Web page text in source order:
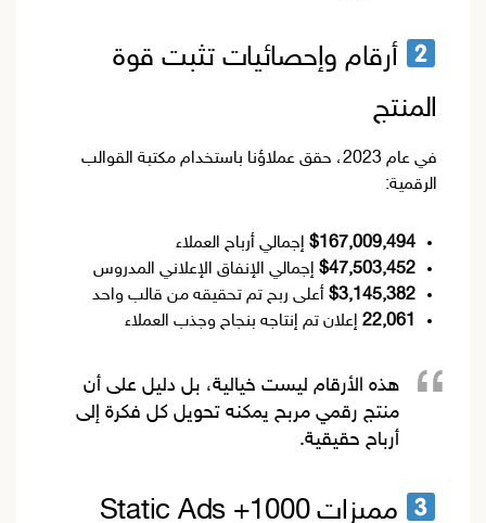
أرقام وإحصائيات تثبت قوة
المنتج
في عام 2023، حقق عملاؤنا باستخدام مكتبة القوالب
الرقمية:
$167,009,494 إجمالي أرباح العملاء
$47,503,452 إجمالي الإنفاق الإعلاني المدروس
$3,145,382 أعلى ربح تم تحقيقه من قالب واحد
22,061 إعلان تم إنتاجه بنجاح وجذب العملاء
هذه الأرقام ليست خيالية، بل دليل على أن
منتج رقمي مربح يمكنه تحويل كل فكرة إلى
أرباح حقيقية.
مميزات 1000+ Static Ads